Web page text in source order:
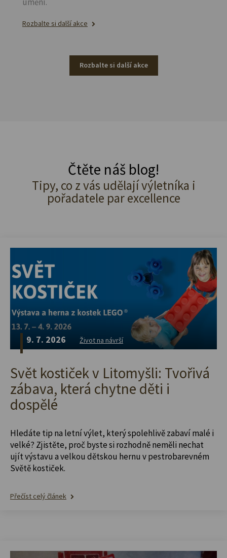
Rozbalte si další akce
Rozbalte si další akce
Čtěte náš blog!
Tipy, co z vás udělají výletníka i
pořadatele par excellence
9. 7. 2026 Život na návrší
Svět kostiček v Litomyšli: Tvořivá
zábava, která chytne děti i
dospělé
Hledáte tip na letní výlet, který spolehlivě zabaví malé i
velké? Zjistěte, proč byste si rozhodně neměli nechat
ujít výstavu a velkou dětskou hernu v pestrobarevném
Světě kostiček.
Přečíst celý článek